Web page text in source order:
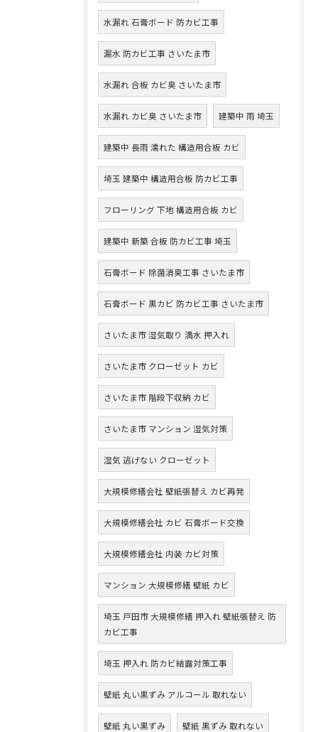
水漏れ 石膏ボード 防カビ工事
漏水 防カビ工事 さいたま市
水漏れ 合板 カビ臭 さいたま市
水漏れ カビ臭 さいたま市 建築中 雨 埼玉
建築中 長雨 濡れた 構造用合板 カビ
埼玉 建築中 構造用合板 防カビ工事
フローリング 下地 構造用合板 カビ
建築中 新築 合板 防カビ工事 埼玉
石膏ボード 除菌消臭工事 さいたま市
石膏ボード 黒カビ 防カビ工事 さいたま市
さいたま市 湿気取り 満水 押入れ
さいたま市 クローゼット カビ
さいたま市 階段下収納 カビ
さいたま市 マンション 湿気対策
湿気 逃げない クローゼット
大規模修繕会社 壁紙張替え カビ再発
大規模修繕会社 カビ 石膏ボード交換
大規模修繕会社 内装 カビ対策
マンション 大規模修繕 壁紙 カビ
埼玉 戸田市 大規模修繕 押入れ 壁紙張替え 防
カビ工事
埼玉 押入れ 防カビ結露対策工事
壁紙 丸い黒ずみ アルコール 取れない
壁紙 丸い黒ずみ 壁紙 黒ずみ 取れない